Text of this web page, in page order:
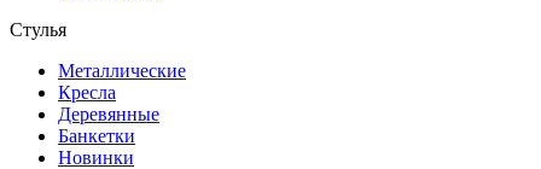
Стулья
Металлические
Кресла
Деревянные
Банкетки
Новинки